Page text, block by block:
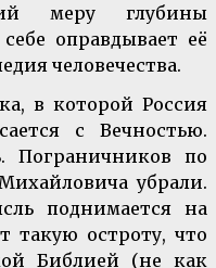
меру глубины
оправдывает её
человечества.
в которой Россия
с Вечностью.
Пограничников по
убрали.
поднимается на
такую остроту, что
Библией (не как